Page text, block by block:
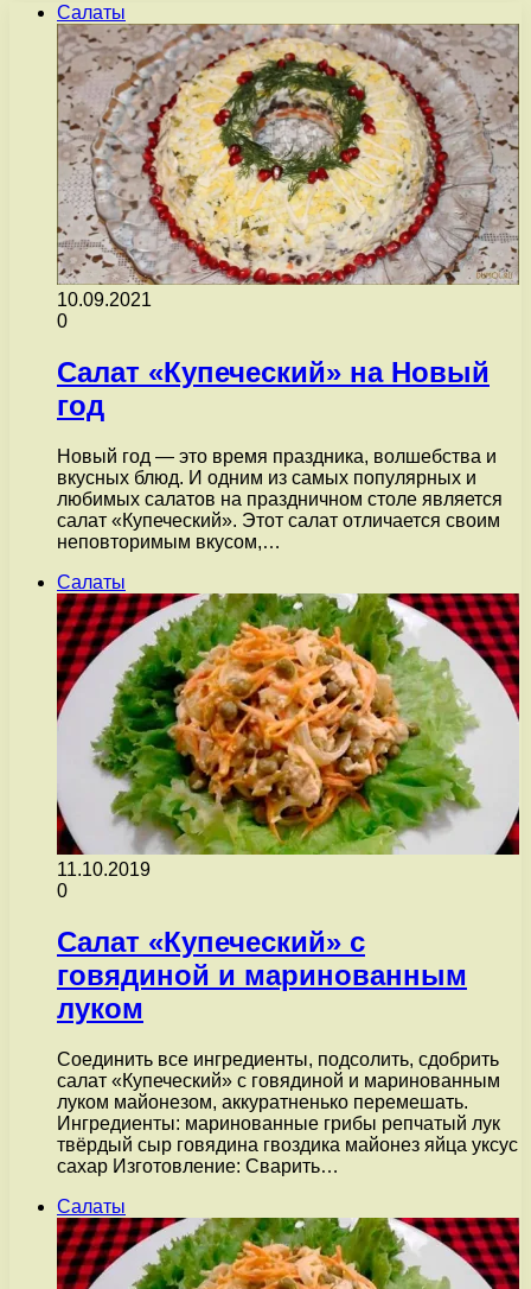
Салаты
10.09.2021
0
Салат «Купеческий» на Новый
год
Новый год — это время праздника, волшебства и
вкусных блюд. И одним из самых популярных и
любимых салатов на праздничном столе является
салат «Купеческий». Этот салат отличается своим
неповторимым вкусом,…
Салаты
11.10.2019
0
Салат «Купеческий» с
говядиной и маринованным
луком
Соединить все ингредиенты, подсолить, сдобрить
салат «Купеческий» с говядиной и маринованным
луком майонезом, аккуратненько перемешать.
Ингредиенты: маринованные грибы репчатый лук
твёрдый сыр говядина гвоздика майонез яйца уксус
сахар Изготовление: Сварить…
Салаты